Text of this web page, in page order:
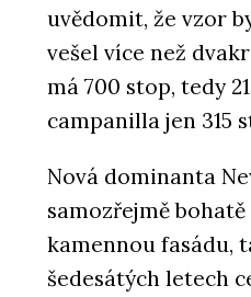
uvědomit, že vzor
vešel více než
má 700 stop, tedy
campanilla jen 315
Nová dominanta
samozřejmě
kamennou fasádu,
šedesátých letech